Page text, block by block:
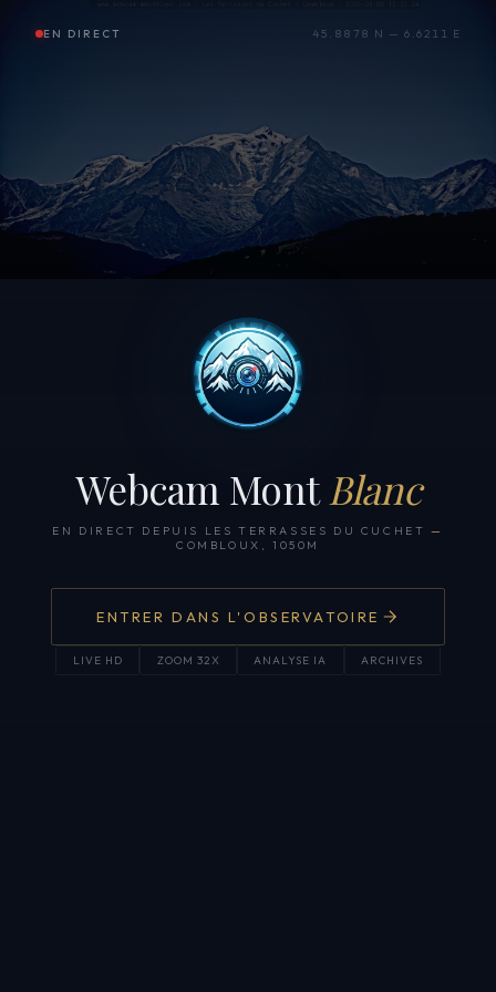
EN DIRECT 45.8878 N — 6.6211 E
Webcam Mont Blanc
EN DIRECT DEPUIS LES TERRASSES DU CUCHET —
COMBLOUX, 1050M
ENTRER DANS L'OBSERVATOIRE
LIVE HD ZOOM 32X ANALYSE IA ARCHIVES